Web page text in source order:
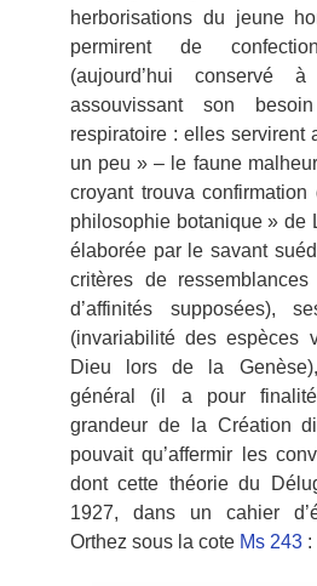
herborisations du jeune
permirent de
(aujourd’hui conservé
assouvissant son
respiratoire : elles servirent
un peu » – le faune
croyant trouva
philosophie botanique » de
élaborée par le savant
critères de
d’affinités supposées),
(invariabilité des espèces
Dieu lors de la
général (il a pour
grandeur de la Création
pouvait qu’affermir les
dont cette théorie du
1927, dans un cahier
Orthez sous la cote Ms 243 :